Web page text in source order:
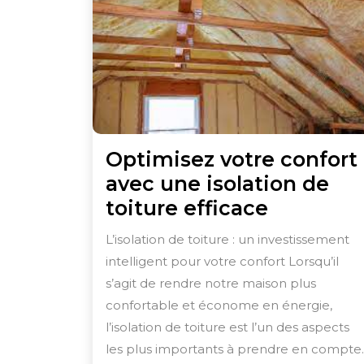
Optimisez votre confort
avec une isolation de
toiture efficace
votre
confort
avec
une
isolation
de
L’isolation de toiture : un investissement
intelligent pour votre confort Lorsqu’il
s’agit de rendre notre maison plus
confortable et économe en énergie,
l’isolation de toiture est l’un des aspects
les plus importants à prendre en compte.